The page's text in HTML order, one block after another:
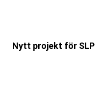
Nytt projekt för SLP